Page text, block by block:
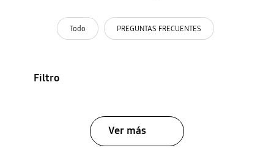
Todo PREGUNTAS FRECUENTES
Filtro
Ver más